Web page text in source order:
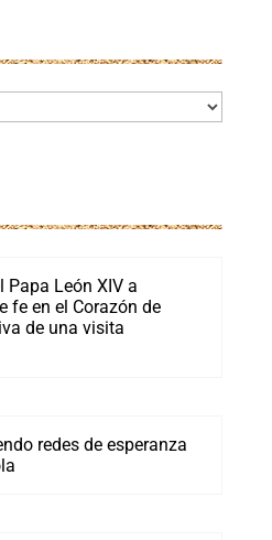
León XIV a
fe en el Corazón de
de una visita
redes de esperanza